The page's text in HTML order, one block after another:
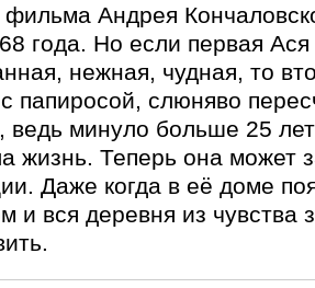
фильма Андрея
года. Но если первая Ася
нежная, чудная, то
папиросой, слюняво
ведь минуло больше 25
жизнь. Теперь она может
Даже когда в её доме
и вся деревня из чувства